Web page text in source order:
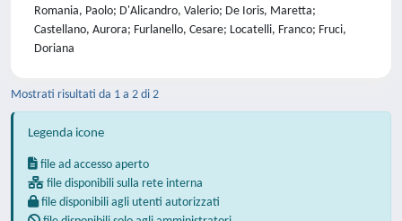
Romania, Paolo; D'Alicandro, Valerio; De Ioris, Maretta;
Castellano, Aurora; Furlanello, Cesare; Locatelli, Franco; Fruci,
Doriana
Mostrati risultati da 1 a 2 di 2
Legenda icone
file ad accesso aperto
file disponibili sulla rete interna
file disponibili agli utenti autorizzati